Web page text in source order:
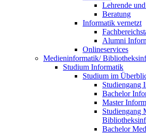
Lehrende
Beratung
Informatik vernetzt
Alumni
Onlineservices
Medieninformatik/
Studium Informatik
Studium im
Studiengang
Bachelor
Master
Studiengang
Bachelor